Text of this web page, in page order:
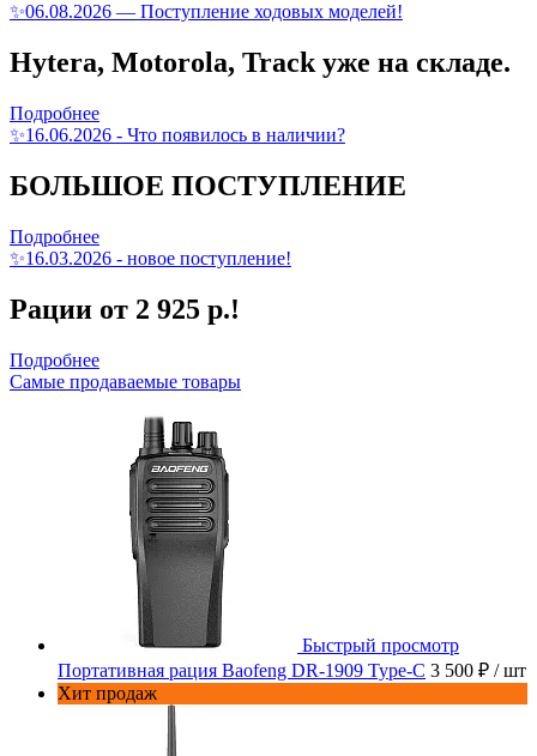
✨06.08.2026 — Поступление ходовых моделей!
Hytera, Motorola, Track уже на складе.
Подробнее
✨16.06.2026 - Что появилось в наличии?
БОЛЬШОЕ ПОСТУПЛЕНИЕ
Подробнее
✨16.03.2026 - новое поступление!
Рации от 2 925 р.!
Подробнее
Самые продаваемые товары
Быстрый просмотр
Портативная рация Baofeng DR-1909 Type-C 3 500 ₽ / шт
Хит продаж